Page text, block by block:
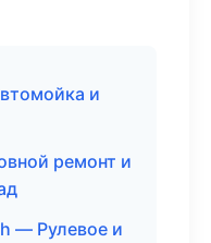
и
ремонт и
— Рулевое и